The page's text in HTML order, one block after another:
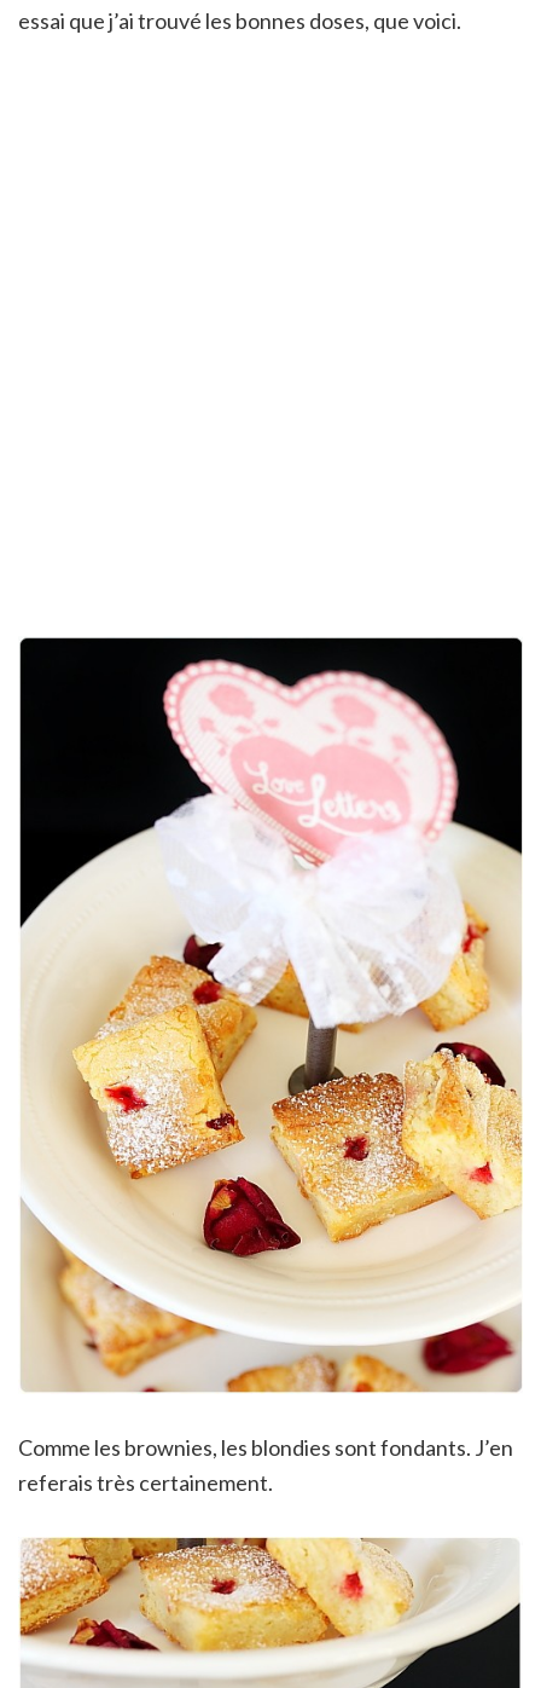
essai que j’ai trouvé les bonnes doses, que voici.
Comme les brownies, les blondies sont fondants. J’en
referais très certainement.